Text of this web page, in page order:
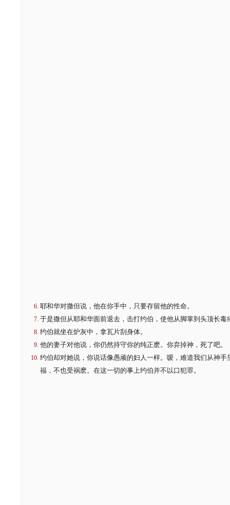
耶和华对撒但说，他在你手中，只要存留他的性命。
于是撒但从耶和华面前退去，击打约伯，使他从脚掌到头顶长毒
约伯就坐在炉灰中，拿瓦片刮身体。
他的妻子对他说，你仍然持守你的纯正麽。你弃掉神，死了吧。
约伯却对她说，你说话像愚顽的妇人一样。嗳，难道我们从神手
福，不也受祸麽。在这一切的事上约伯并不以口犯罪。